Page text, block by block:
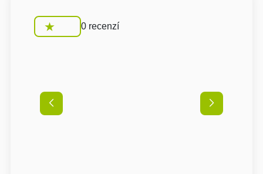
0 recenzí